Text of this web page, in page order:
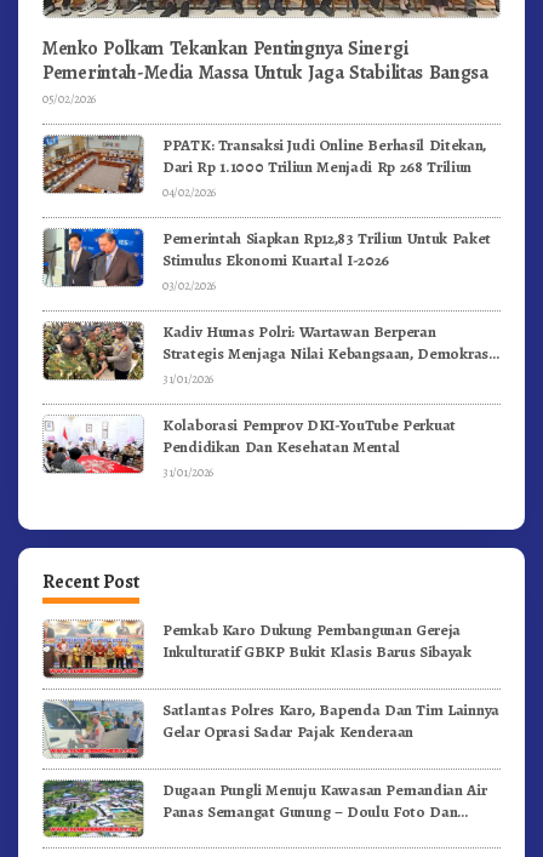
Menko Polkam Tekankan Pentingnya Sinergi
Pemerintah-Media Massa Untuk Jaga Stabilitas Bangsa
05/02/2026
PPATK: Transaksi Judi Online Berhasil Ditekan,
Dari Rp 1.1000 Triliun Menjadi Rp 268 Triliun
04/02/2026
Pemerintah Siapkan Rp12,83 Triliun Untuk Paket
Stimulus Ekonomi Kuartal I-2026
03/02/2026
Kadiv Humas Polri: Wartawan Berperan
Strategis Menjaga Nilai Kebangsaan, Demokrasi,
dan NKRI
31/01/2026
Kolaborasi Pemprov DKI-YouTube Perkuat
Pendidikan Dan Kesehatan Mental
31/01/2026
Recent Post
Pemkab Karo Dukung Pembangunan Gereja
Inkulturatif GBKP Bukit Klasis Barus Sibayak
Satlantas Polres Karo, Bapenda Dan Tim Lainnya
Gelar Oprasi Sadar Pajak Kenderaan
Dugaan Pungli Menuju Kawasan Pemandian Air
Panas Semangat Gunung – Doulu Foto Dan